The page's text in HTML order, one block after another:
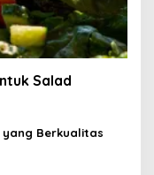
Salad
yang Berkualitas